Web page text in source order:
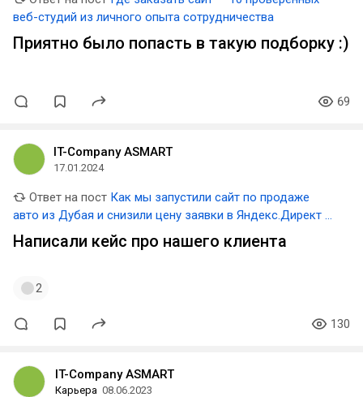
веб-студий из личного опыта сотрудничества
Приятно было попасть в такую подборку :)
69
IT-Company ASMART
17.01.2024
Ответ на пост Как мы запустили сайт по продаже
авто из Дубая и снизили цену заявки в Яндекс.Директ в
4 раза
Написали кейс про нашего клиента
2
130
IT-Company ASMART
Карьера 08.06.2023